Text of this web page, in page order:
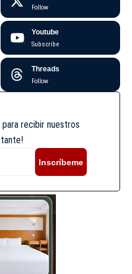
Follow
Youtube
Subscribe
Threads
Follow
recibir nuestros
Inscríbeme